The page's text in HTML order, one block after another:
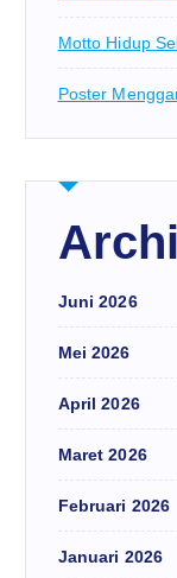
Motto Hidup
Poster
Juni 2026
Mei 2026
April 2026
Maret 2026
Februari 2026
Januari 2026